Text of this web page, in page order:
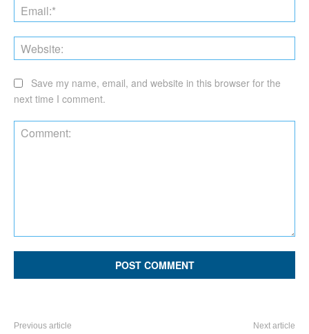
Save my name, email, and website in this browser for the
next time I comment.
Previous article Next article